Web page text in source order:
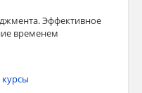
Эффективное
временем
курсы